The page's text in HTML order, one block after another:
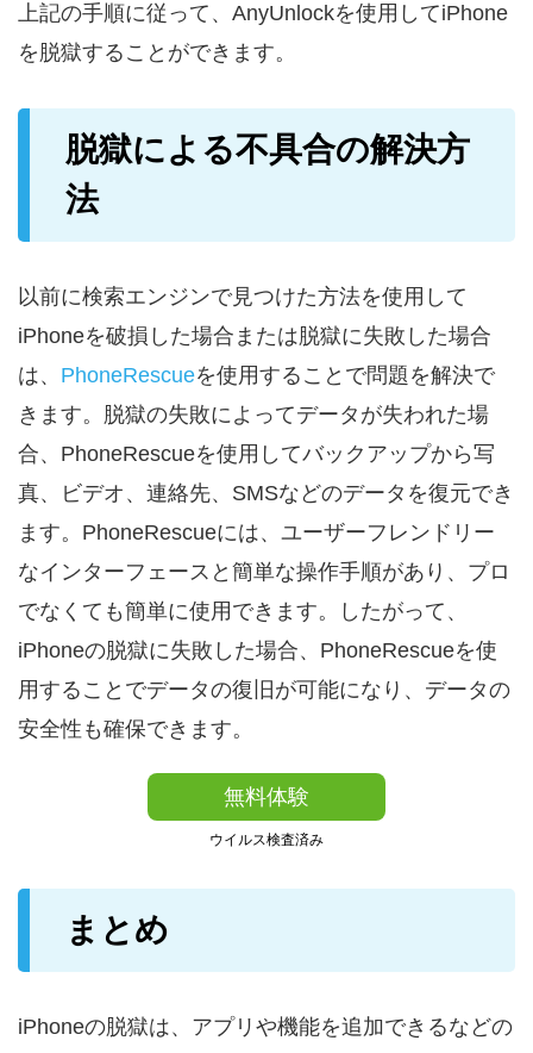
上記の手順に従って、AnyUnlockを使用してiPhone
を脱獄することができます。
脱獄による不具合の解決方
法
以前に検索エンジンで見つけた方法を使用して
iPhoneを破損した場合または脱獄に失敗した場合
は、 PhoneRescueを使用することで問題を解決で
きます。脱獄の失敗によってデータが失われた場
合、PhoneRescueを使用してバックアップから写
真、ビデオ、連絡先、SMSなどのデータを復元でき
ます。PhoneRescueには、ユーザーフレンドリー
なインターフェースと簡単な操作手順があり、プロ
でなくても簡単に使用できます。したがって、
iPhoneの脱獄に失敗した場合、PhoneRescueを使
用することでデータの復旧が可能になり、データの
安全性も確保できます。
無料体験
ウイルス検査済み
まとめ
iPhoneの脱獄は、アプリや機能を追加できるなどの